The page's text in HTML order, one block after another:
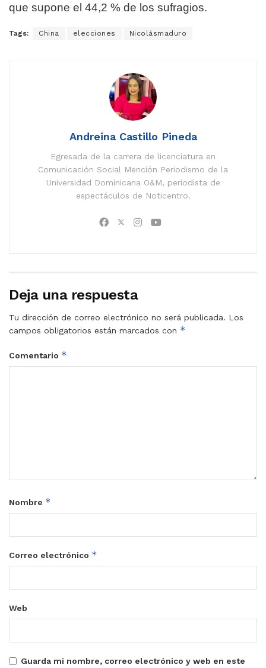
que supone el 44,2 % de los sufragios.
Tags: China elecciones Nicolásmaduro
Andreina Castillo Pineda
Egresada de la carrera de licenciatura en
Comunicación Social Mención Periodismo de la
Universidad Dominicana O&M, periodista de
espectáculos de Noticentro.
Deja una respuesta
Tu dirección de correo electrónico no será publicada. Los
campos obligatorios están marcados con *
Comentario *
Nombre *
Correo electrónico *
Web
Guarda mi nombre, correo electrónico y web en este